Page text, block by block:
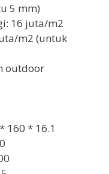
5 mm)
16 juta/m2
m2 (untuk
outdoor
160 * 16.1